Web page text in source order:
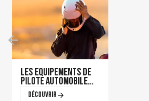
Les équipements de
pilote automobile
qui font la
Découvrir